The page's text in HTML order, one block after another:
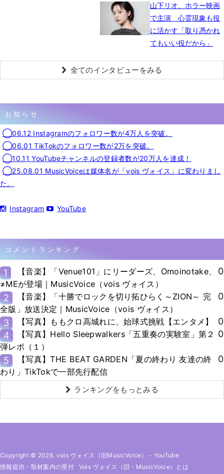
山下リオ、ホラー映画
で主演 心霊現象も役
に活かす「取り憑かれ
てもいい役だから」
全てのインタビューをみる
お知らせ
◯06.12 Instagramのフォロワー数が4万人を突破。
◯06.01 TikTokのフォロワー数が2万を突破。
◯10.11 YouTubeチャンネルの登録者数が20万人を達成！
◯25.08.01 MusicVoiceは媒体名が「vois ヴォイス」に変わりまし
た。
Instagram YouTube
コメントランキング
1
【音楽】「Venue101」にリーダーズ、Omoinotake、
≠MEが登場｜MusicVoice（vois ヴォイス）
0
2
【音楽】「十勝でロックを切り拓ひらく～ZION～ 完
全版」放送決定｜MusicVoice（vois ヴォイス）
0
3 【写真】ももクロ高城れに、始球式挑戦【エンタメ】
0
4
【写真】Hello Sleepwalkers「五重奏の実験室」第２
弾レポ（１）
0
5
【写真】THE BEAT GARDEN「夏の終わり 友達の終
わり」TikTokで一部先行配信
0
ランキングをもっとみる
Copyright © 2026. vois ヴォイス（旧MusicVoice） - YouTube
情報提供・取材案内の受付
Vois ヴォイス（旧・MusicVoice）とは